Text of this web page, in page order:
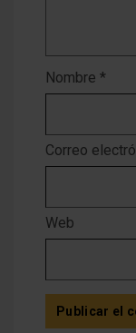
Nombre *
Correo
Web